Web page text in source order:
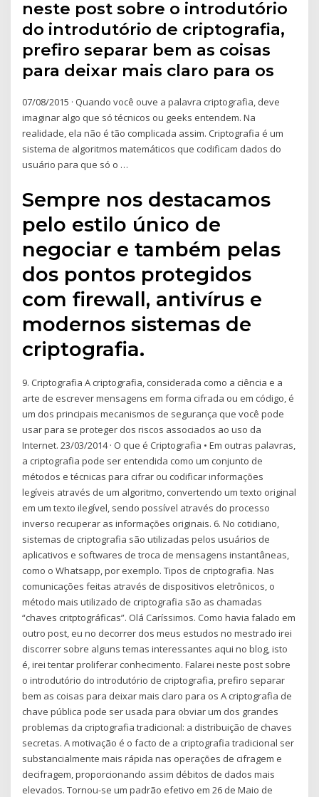
neste post sobre o introdutório
do introdutório de criptografia,
prefiro separar bem as coisas
para deixar mais claro para os
07/08/2015 · Quando você ouve a palavra criptografia, deve
imaginar algo que só técnicos ou geeks entendem. Na
realidade, ela não é tão complicada assim. Criptografia é um
sistema de algoritmos matemáticos que codificam dados do
usuário para que só o …
Sempre nos destacamos
pelo estilo único de
negociar e também pelas
dos pontos protegidos
com firewall, antivírus e
modernos sistemas de
criptografia.
9. Criptografia A criptografia, considerada como a ciência e a
arte de escrever mensagens em forma cifrada ou em código, é
um dos principais mecanismos de segurança que você pode
usar para se proteger dos riscos associados ao uso da
Internet. 23/03/2014 · O que é Criptografia • Em outras palavras,
a criptografia pode ser entendida como um conjunto de
métodos e técnicas para cifrar ou codificar informações
legíveis através de um algoritmo, convertendo um texto original
em um texto ilegível, sendo possível através do processo
inverso recuperar as informações originais. 6. No cotidiano,
sistemas de criptografia são utilizadas pelos usuários de
aplicativos e softwares de troca de mensagens instantâneas,
como o Whatsapp, por exemplo. Tipos de criptografia. Nas
comunicações feitas através de dispositivos eletrônicos, o
método mais utilizado de criptografia são as chamadas
“chaves critptográficas”. Olá Caríssimos. Como havia falado em
outro post, eu no decorrer dos meus estudos no mestrado irei
discorrer sobre alguns temas interessantes aqui no blog, isto
é, irei tentar proliferar conhecimento. Falarei neste post sobre
o introdutório do introdutório de criptografia, prefiro separar
bem as coisas para deixar mais claro para os A criptografia de
chave pública pode ser usada para obviar um dos grandes
problemas da criptografia tradicional: a distribuição de chaves
secretas. A motivação é o facto de a criptografia tradicional ser
substancialmente mais rápida nas operações de cifragem e
decifragem, proporcionando assim débitos de dados mais
elevados. Tornou-se um padrão efetivo em 26 de Maio de